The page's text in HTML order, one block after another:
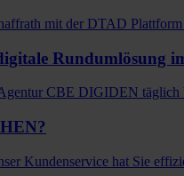
mit der DTAD
Rundumlösung
CBE DIGIDEN täglich
Kundenservice hat Sie